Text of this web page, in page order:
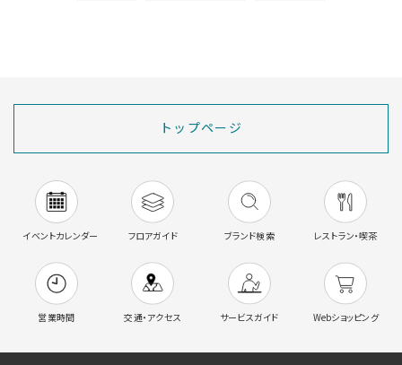
トップページ
イベントカレンダー フロアガイド ブランド検索 レストラン・喫茶
営業時間 交通・アクセス サービスガイド Webショッピング